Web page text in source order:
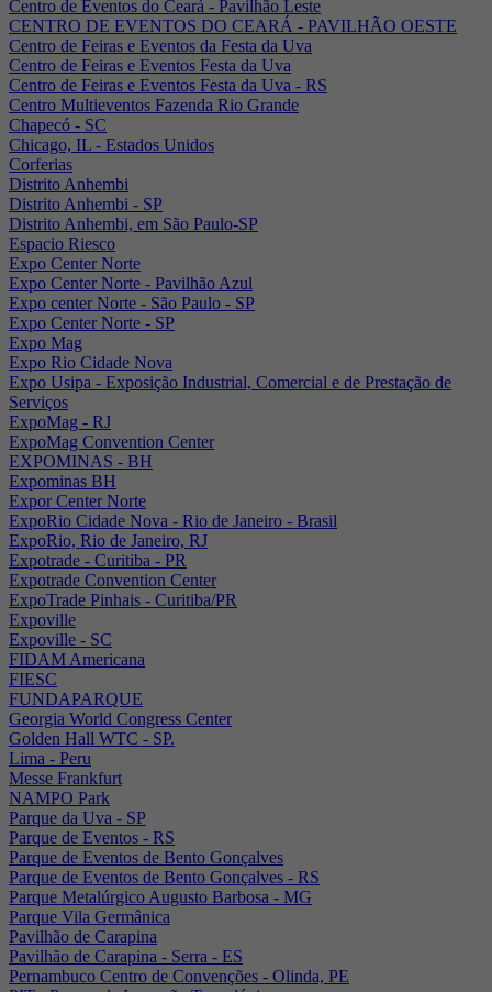
Centro de Eventos do Ceará - Pavilhão Leste
CENTRO DE EVENTOS DO CEARÁ - PAVILHÃO OESTE
Centro de Feiras e Eventos da Festa da Uva
Centro de Feiras e Eventos Festa da Uva
Centro de Feiras e Eventos Festa da Uva - RS
Centro Multieventos Fazenda Rio Grande
Chapecó - SC
Chicago, IL - Estados Unidos
Corferias
Distrito Anhembi
Distrito Anhembi - SP
Distrito Anhembi, em São Paulo-SP
Espacio Riesco
Expo Center Norte
Expo Center Norte - Pavilhão Azul
Expo center Norte - São Paulo - SP
Expo Center Norte - SP
Expo Mag
Expo Rio Cidade Nova
Expo Usipa - Exposição Industrial, Comercial e de Prestação de
Serviços
ExpoMag - RJ
ExpoMag Convention Center
EXPOMINAS - BH
Expominas BH
Expor Center Norte
ExpoRio Cidade Nova - Rio de Janeiro - Brasil
ExpoRio, Rio de Janeiro, RJ
Expotrade - Curitiba - PR
Expotrade Convention Center
ExpoTrade Pinhais - Curitiba/PR
Expoville
Expoville - SC
FIDAM Americana
FIESC
FUNDAPARQUE
Georgia World Congress Center
Golden Hall WTC - SP.
Lima - Peru
Messe Frankfurt
NAMPO Park
Parque da Uva - SP
Parque de Eventos - RS
Parque de Eventos de Bento Gonçalves
Parque de Eventos de Bento Gonçalves - RS
Parque Metalúrgico Augusto Barbosa - MG
Parque Vila Germânica
Pavilhão de Carapina
Pavilhão de Carapina - Serra - ES
Pernambuco Centro de Convenções - Olinda, PE